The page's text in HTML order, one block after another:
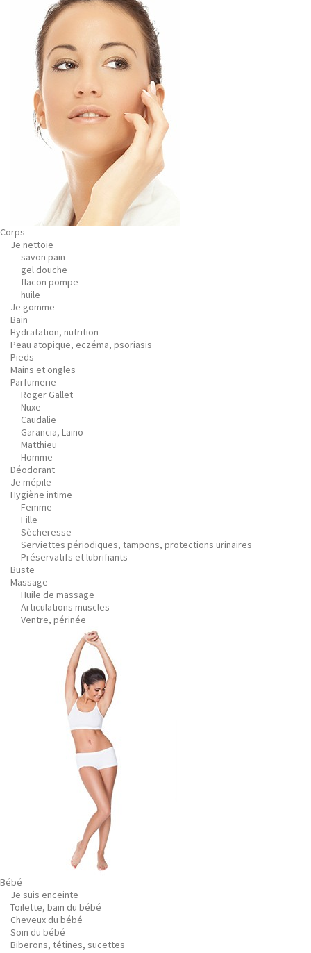
Corps
Je nettoie
savon pain
gel douche
flacon pompe
huile
Je gomme
Bain
Hydratation, nutrition
Peau atopique, eczéma, psoriasis
Pieds
Mains et ongles
Parfumerie
Roger Gallet
Nuxe
Caudalie
Garancia, Laino
Matthieu
Homme
Déodorant
Je mépile
Hygiène intime
Femme
Fille
Sècheresse
Serviettes périodiques, tampons, protections urinaires
Préservatifs et lubrifiants
Buste
Massage
Huile de massage
Articulations muscles
Ventre, périnée
Bébé
Je suis enceinte
Toilette, bain du bébé
Cheveux du bébé
Soin du bébé
Biberons, tétines, sucettes